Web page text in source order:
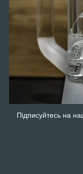
Підписуйтесь на